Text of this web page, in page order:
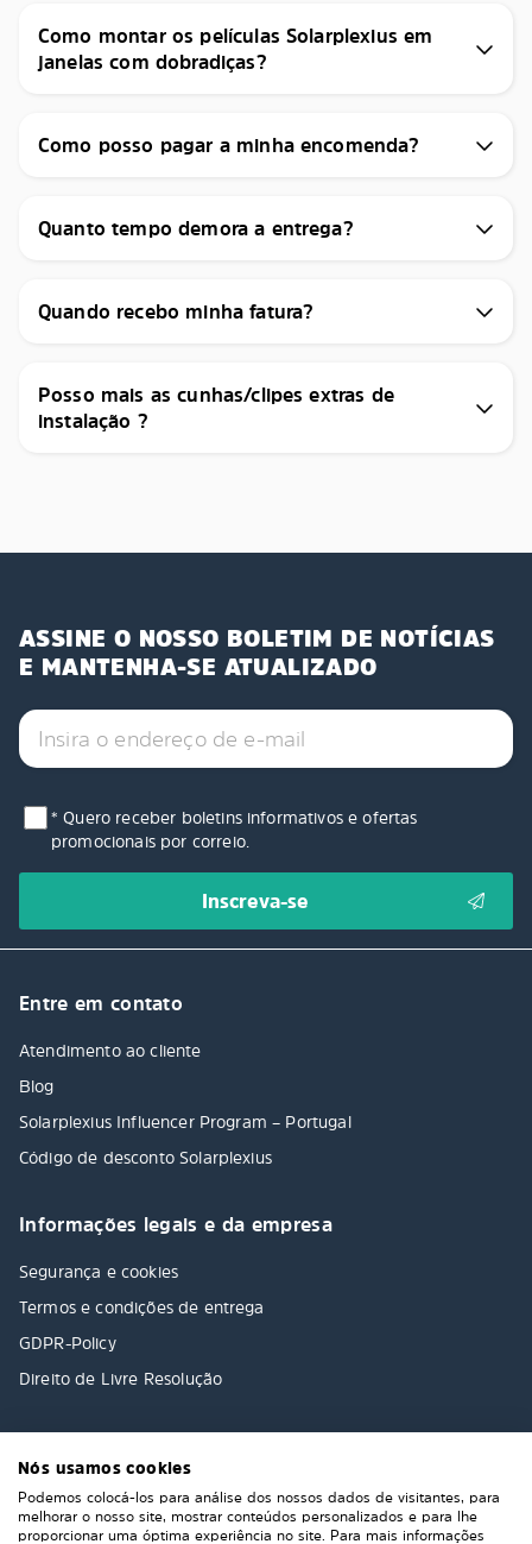
Como montar os películas Solarplexius em
janelas com dobradiças?
Como posso pagar a minha encomenda?
Quanto tempo demora a entrega?
Quando recebo minha fatura?
Posso mais as cunhas/clipes extras de
instalação ?
ASSINE O NOSSO BOLETIM DE NOTÍCIAS
E MANTENHA-SE ATUALIZADO
* Quero receber boletins informativos e ofertas
promocionais por correio.
Entre em contato
Atendimento ao cliente
Blog
Solarplexius Influencer Program – Portugal
Código de desconto Solarplexius
Informações legais e da empresa
Segurança e cookies
Termos e condições de entrega
GDPR-Policy
Direito de Livre Resolução
Nós usamos cookies
Podemos colocá-los para análise dos nossos dados de visitantes, para
melhorar o nosso site, mostrar conteúdos personalizados e para lhe
proporcionar uma óptima experiência no site. Para mais informações